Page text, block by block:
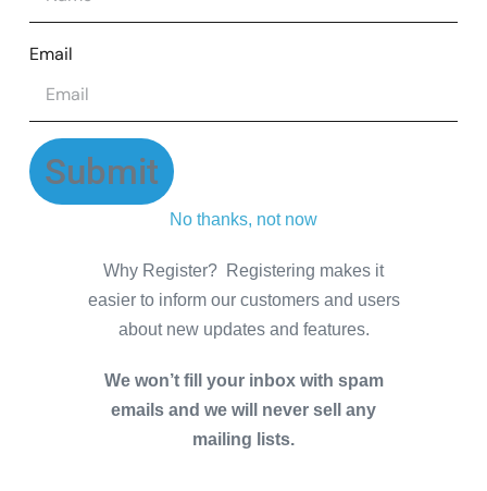
Email
Submit
No thanks, not now
Why Register? Registering makes it
easier to inform our customers and users
about new updates and features.
We won’t fill your inbox with spam
emails and we will never sell any
mailing lists.